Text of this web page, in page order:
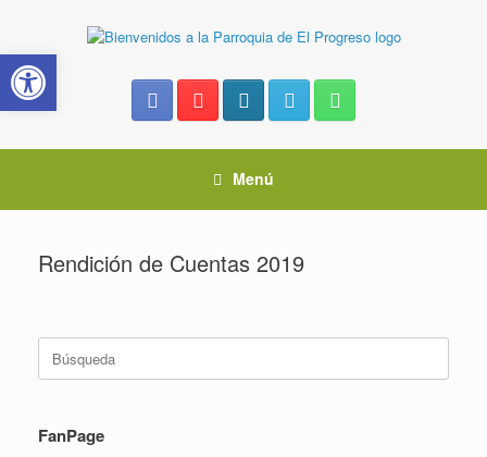
contenido
Menú
Rendición de Cuentas 2019
Buscar:
FanPage
Abrir barra de herramientas